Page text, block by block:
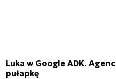
Luka w Google ADK.
pułapkę